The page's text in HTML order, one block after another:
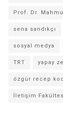
Prof. Dr.
sena sandıkçı
sosyal medya
TRT yapay
özgür recep
İletişim